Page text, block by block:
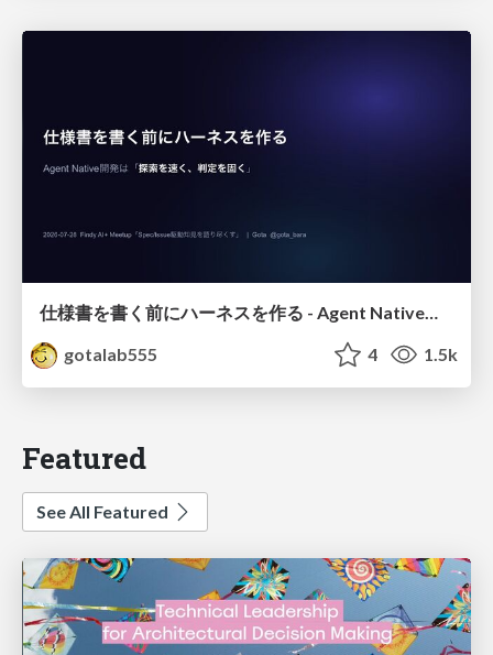
仕様書を書く前にハーネスを作る - Agent Native開発は「探索を速く、判定を固く」
gotalab555
4 1.5k
Featured
See All Featured